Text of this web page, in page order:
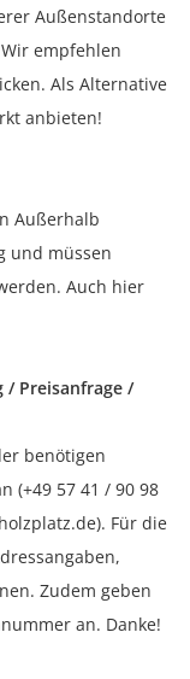
Außenstandorte
empfehlen
Als Alternative
anbieten!
Außerhalb
und müssen
Auch hier
/ Preisanfrage /
benötigen
(+49 57 41 / 90 98
Für die
Zudem geben
an. Danke!